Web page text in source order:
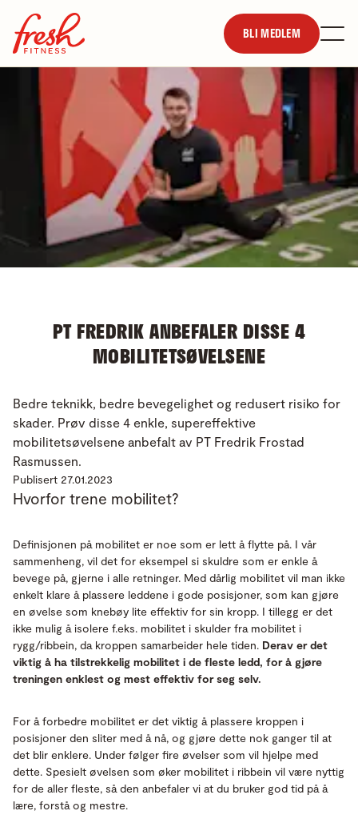
BLI MEDLEM
PT FREDRIK ANBEFALER DISSE 4
MOBILITETSØVELSENE
Bedre teknikk, bedre bevegelighet og redusert risiko for
skader. Prøv disse 4 enkle, supereffektive
mobilitetsøvelsene anbefalt av PT Fredrik Frostad
Rasmussen.
Publisert 27.01.2023
Hvorfor trene mobilitet?
Definisjonen på mobilitet er noe som er lett å flytte på. I vår
sammenheng, vil det for eksempel si skuldre som er enkle å
bevege på, gjerne i alle retninger. Med dårlig mobilitet vil man ikke
enkelt klare å plassere leddene i gode posisjoner, som kan gjøre
en øvelse som knebøy lite effektiv for sin kropp. I tillegg er det
ikke mulig å isolere f.eks. mobilitet i skulder fra mobilitet i
rygg/ribbein, da kroppen samarbeider hele tiden. Derav er det
viktig å ha tilstrekkelig mobilitet i de fleste ledd, for å gjøre
treningen enklest og mest effektiv for seg selv.
For å forbedre mobilitet er det viktig å plassere kroppen i
posisjoner den sliter med å nå, og gjøre dette nok ganger til at
det blir enklere. Under følger fire øvelser som vil hjelpe med
dette. Spesielt øvelsen som øker mobilitet i ribbein vil være nyttig
for de aller fleste, så den anbefaler vi at du bruker god tid på å
lære, forstå og mestre.